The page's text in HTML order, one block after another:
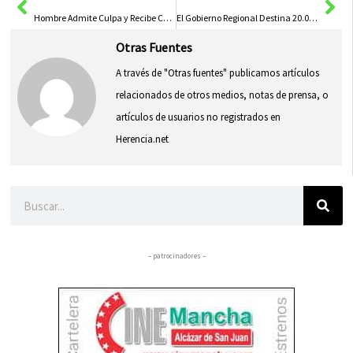
Hombre Admite Culpa y Recibe Condena de 19 Años por Abusar de Jóvenes El Gobierno Regional Destina 20.000 Euros para Mejoras en el CEIP San Ildefonso de Talavera de la Reina
Otras Fuentes
A través de "Otras fuentes" publicamos artículos
relacionados de otros medios, notas de prensa, o
artículos de usuarios no registrados en
Herencia.net
– patrocinadores –